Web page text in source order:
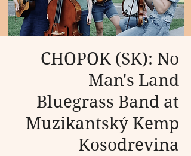
CHOPOK (SK): No
Man's Land
Bluegrass Band at
Muzikantský Kemp
Kosodrevina